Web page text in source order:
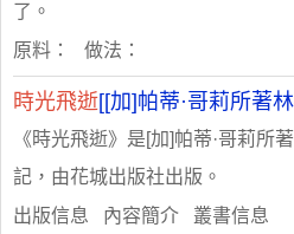
了。
原料： 做法：
時光飛逝[[加]帕蒂·哥莉所著
《時光飛逝》是[加]帕蒂·哥莉所
記，由花城出版社出版。
出版信息 內容簡介 叢書信息